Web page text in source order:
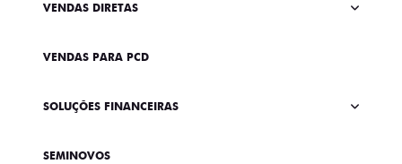
VENDAS DIRETAS
VENDAS PARA PCD
SOLUÇÕES FINANCEIRAS
SEMINOVOS